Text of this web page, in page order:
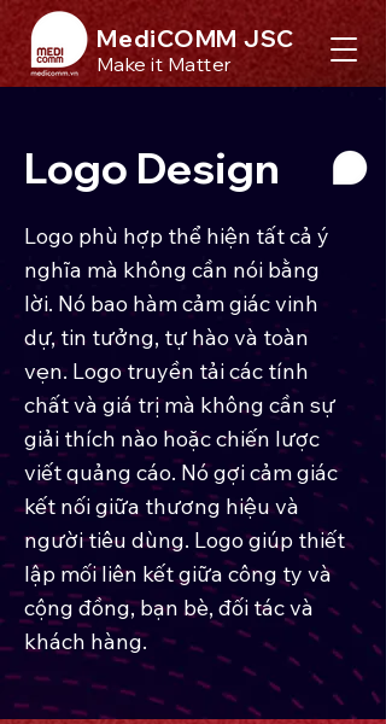
MediCOMM JSC
Make it Matter
Logo Design
Logo phù hợp thể hiện tất cả ý
nghĩa mà không cần nói bằng
lời. Nó bao hàm cảm giác vinh
dự, tin tưởng, tự hào và toàn
vẹn. Logo truyền tải các tính
chất và giá trị mà không cần sự
giải thích nào hoặc chiến lược
viết quảng cáo. Nó gợi cảm giác
kết nối giữa thương hiệu và
người tiêu dùng. Logo giúp thiết
lập mối liên kết giữa công ty và
cộng đồng, bạn bè, đối tác và
khách hàng.